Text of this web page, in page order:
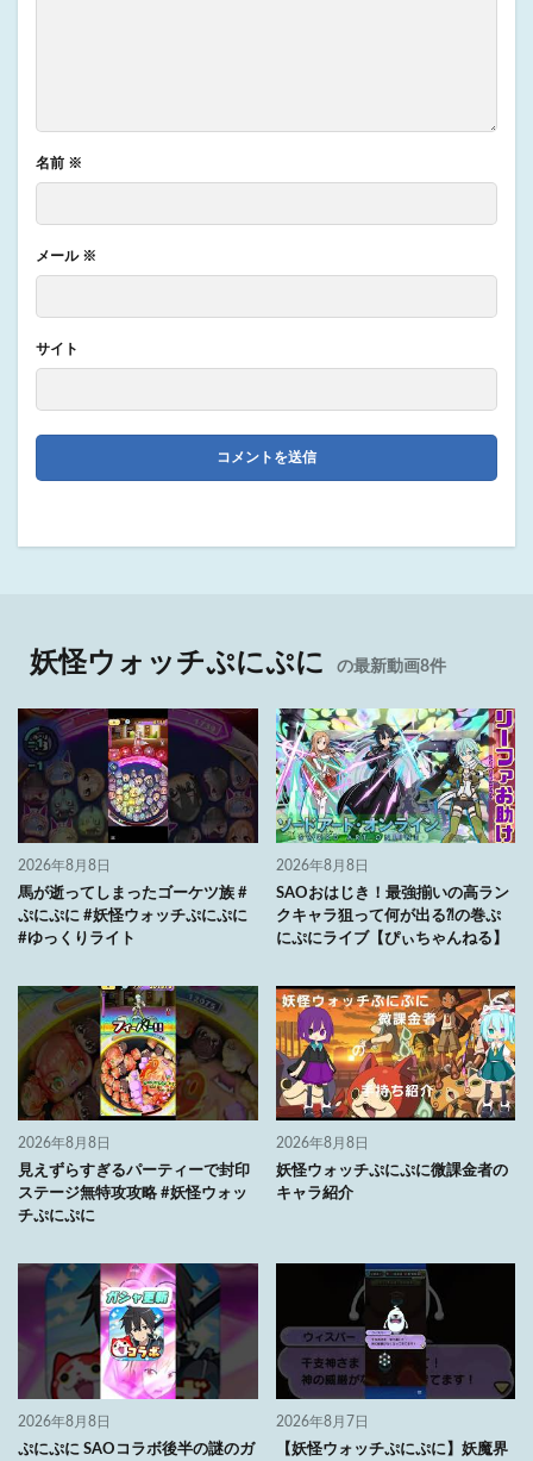
名前 ※
メール ※
サイト
妖怪ウォッチぷにぷに の最新動画8件
2026年8月8日
馬が逝ってしまったゴーケツ族 #
ぷにぷに #妖怪ウォッチぷにぷに
#ゆっくりライト
2026年8月8日
SAOおはじき！最強揃いの高ラン
クキャラ狙って何が出る⁈の巻ぷ
にぷにライブ【ぴぃちゃんねる】
2026年8月8日
見えずらすぎるパーティーで封印
ステージ無特攻攻略 #妖怪ウォッ
チぷにぷに
2026年8月8日
妖怪ウォッチぷにぷに微課金者の
キャラ紹介
2026年8月8日
ぷにぷに SAOコラボ後半の謎のガ
2026年8月7日
【妖怪ウォッチぷにぷに】妖魔界